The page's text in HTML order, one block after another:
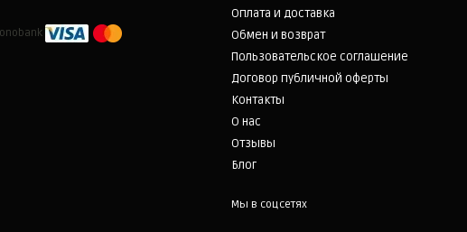
Оплата и доставка
Обмен и возврат
Пользовательское соглашение
Договор публичной оферты
Контакты
О нас
Отзывы
Блог
Мы в соцсетях